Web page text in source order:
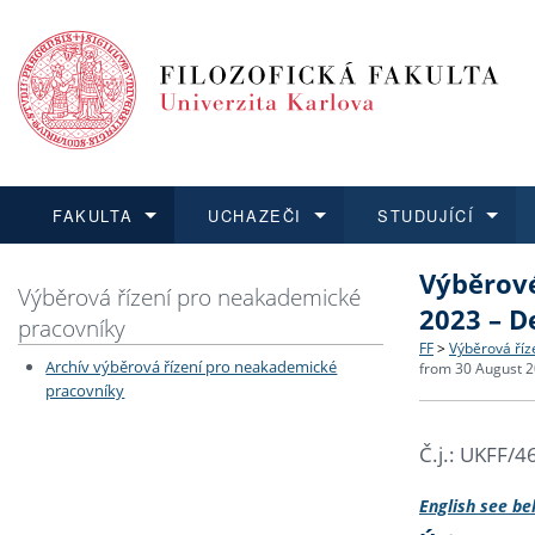
FAKULTA
Dozvědět se více
Struktura
Strategie
Fakultní
UCHAZEČI
Podat přihlášku
Co
Učitelské
STUDUJÍCÍ
Dozvědět se více
Dozvědět se více
O vědě a
Dozvědět se více
Aktuální
Výběrová řízení pro neakademické
pracovníky
Archív výběrová řízení pro neakademické
pracovníky
2023 –
FF > Výběrová
from 30 August
Č.j.: UKFF/
English see